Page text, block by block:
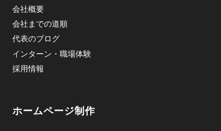
会社概要
会社までの道順
代表のブログ
インターン・職場体験
採用情報
ホームページ制作